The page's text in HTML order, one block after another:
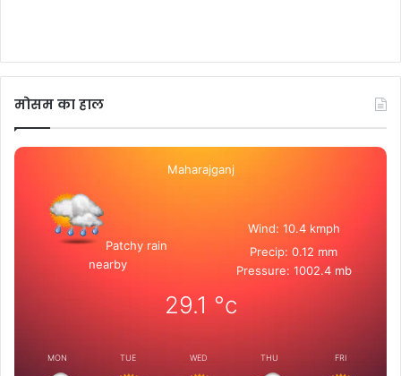
मोसम का हाल
Maharajganj
Patchy rain
nearby
Wind: 10.4 kmph
Precip: 0.12 mm
Pressure: 1002.4 mb
29.1 °c
MON TUE WED THU FRI